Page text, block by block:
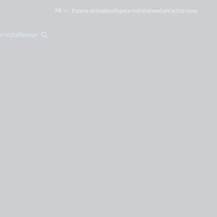
FR Espace utilisateurEspace installateurContactez-nous
installateur